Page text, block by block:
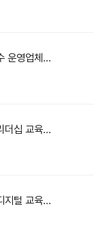
운영업체
더십 교육
지털 교육